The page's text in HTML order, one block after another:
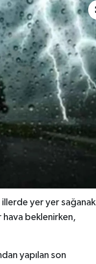
yer yer sağanak
hava beklenirken,
yapılan son